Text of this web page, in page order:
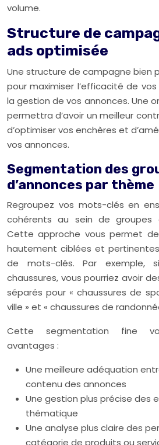
volume.
Structure de
ads optimisée
Une structure de campagne bien
pour maximiser l’efficacité de
la gestion de vos annonces. Une
permettra d’avoir un meilleur
d’optimiser vos enchères et
vos annonces.
Segmentation des
d’annonces par thème
Regroupez vos mots-clés en
cohérents au sein de groupes
Cette approche vous permet
hautement ciblées et
de mots-clés. Par exemple,
chaussures, vous pourriez avoir
séparés pour « chaussures de
ville » et « chaussures de
Cette segmentation fine
avantages :
Une meilleure adéquation
contenu des annonces
Une gestion plus précise des
thématique
Une analyse plus claire des
catégorie de produits ou